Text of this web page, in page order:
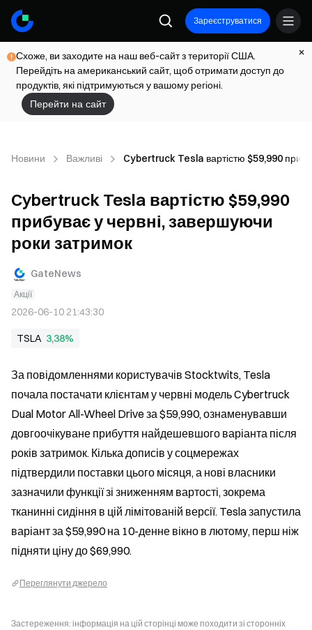
Зареєструватися
Схоже, ви заходите на наш веб-сайт з території США.
Перейдіть на американський сайт, щоб отримати доступ до
продуктів, які підтримуються у вашому регіоні.
Перейти на сайт
Новини Важливі Cybertruck Tesla вартістю $59,990
Cybertruck Tesla вартістю $59,990
прибуває у червні, завершуючи
роки затримок
GateNews
Акції
2026-06-10 21:43:30
TSLA 3,38%
За повідомленнями користувачів Stocktwits, Tesla
почала постачати клієнтам у червні модель Cybertruck
Dual Motor All-Wheel Drive за $59,990, ознаменувавши
довгоочікуване прибуття найдешевшого варіанта після
років затримок. Кілька дописів у соцмережах
підтвердили поставки цього місяця, а нові власники
зазначили функції зі зниженням вартості, зокрема
тканинні сидіння в цій лімітованій версії. Tesla запустила
варіант за $59,990 на 10-денне вікно в лютому, перш ніж
підняти ціну до $69,990.
Переглянути джерело
Застереження: інформація на цій сторінці може походити зі сторонніх